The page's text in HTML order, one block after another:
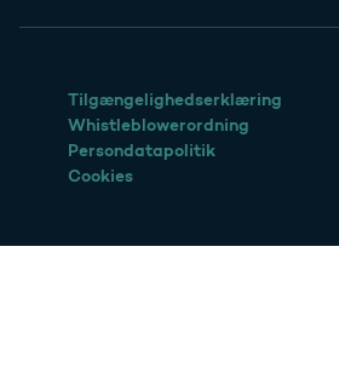
Tilgængelighedserklæring
Whistleblowerordning
Persondatapolitik
Cookies